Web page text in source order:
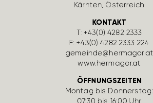
Kärnten, Öster­reich
KONTAKT
T:+43(0) 4282 2333
F: +43(0) 4282 2333 224
gemeinde@hermagor.at
www.hermagor.at
ÖFFNUNGSZEITEN
Montag bis Donnerstag:
07:30 bis 16:00 Uhr